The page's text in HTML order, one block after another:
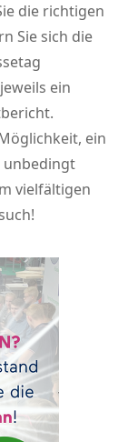
die richtigen
Sie sich die
ein
ein
unbedingt
vielfältigen